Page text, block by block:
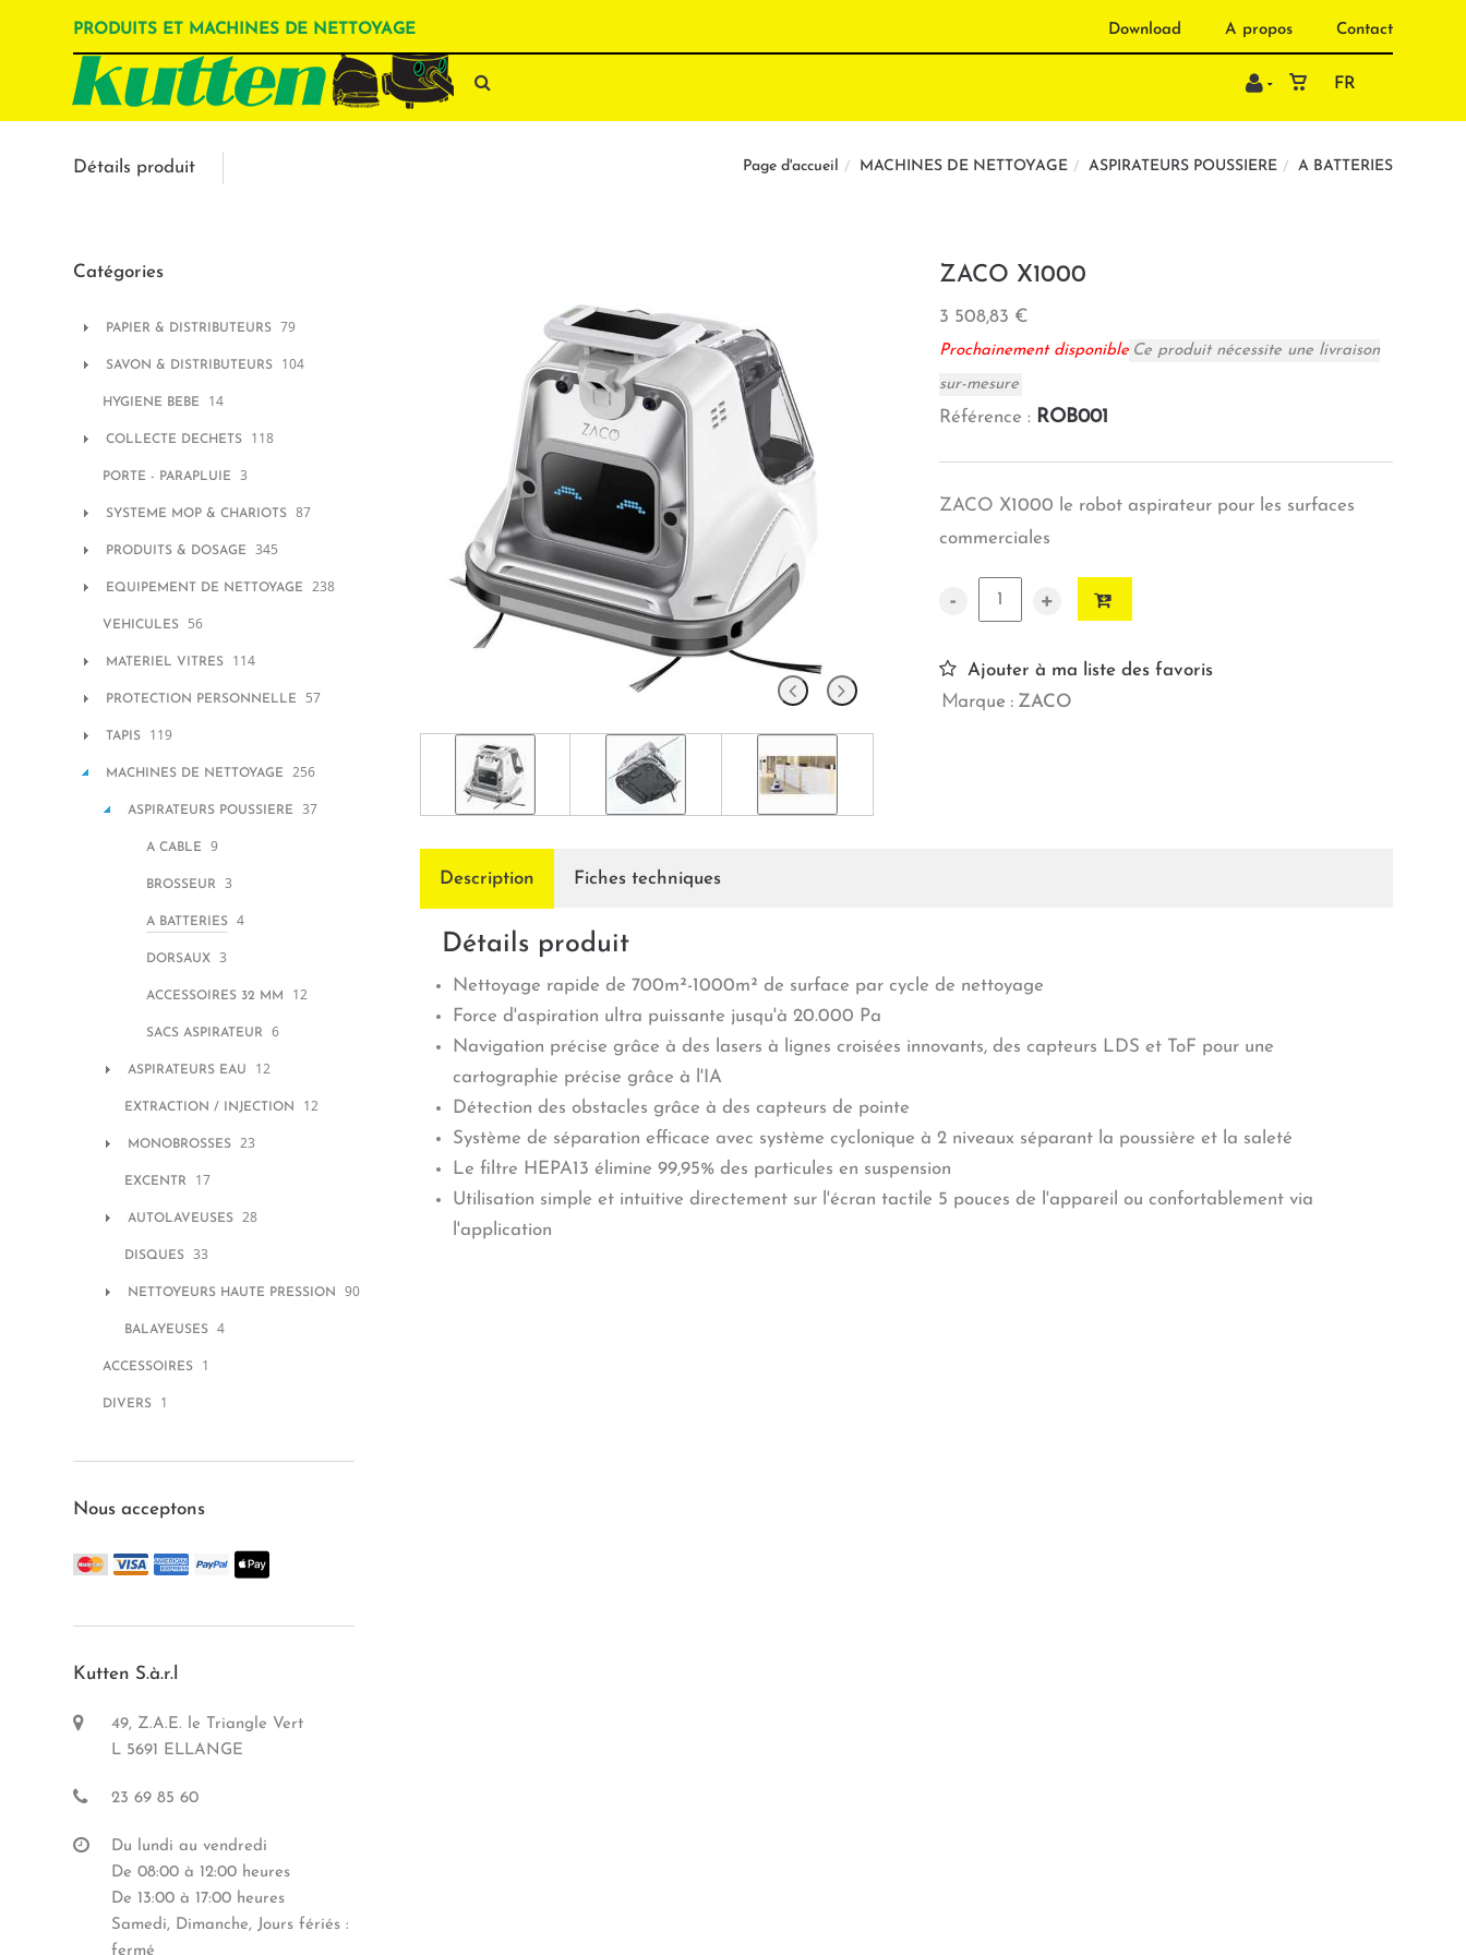
Download A propos Contact
PRODUITS ET MACHINES DE NETTOYAGE
FR
Détails produit Page d'accueil MACHINES DE NETTOYAGE ASPIRATEURS POUSSIERE A BATTERIES
ZACO X1000
3 508,83 €
Prochainement disponible Ce produit nécessite une livraison
sur-mesure
Référence : ROB001
ZACO X1000 le robot aspirateur pour les surfaces
commerciales
- +
Ajouter à ma liste des favoris
Marque : ZACO
Description Fiches techniques
Détails produit
Nettoyage rapide de 700m²-1000m² de surface par cycle de nettoyage
Force d'aspiration ultra puissante jusqu'à 20.000 Pa
Navigation précise grâce à des lasers à lignes croisées innovants, des capteurs LDS et ToF pour une
cartographie précise grâce à l'IA
Détection des obstacles grâce à des capteurs de pointe
Système de séparation efficace avec système cyclonique à 2 niveaux séparant la poussière et la saleté
Le filtre HEPA13 élimine 99,95% des particules en suspension
Utilisation simple et intuitive directement sur l'écran tactile 5 pouces de l'appareil ou confortablement via
l'application
Catégories
PAPIER & DISTRIBUTEURS 79
SAVON & DISTRIBUTEURS 104
HYGIENE BEBE 14
COLLECTE DECHETS 118
PORTE - PARAPLUIE 3
SYSTEME MOP & CHARIOTS 87
PRODUITS & DOSAGE 345
EQUIPEMENT DE NETTOYAGE 238
VEHICULES 56
MATERIEL VITRES 114
PROTECTION PERSONNELLE 57
TAPIS 119
MACHINES DE NETTOYAGE 256
ASPIRATEURS POUSSIERE 37
A CABLE 9
BROSSEUR 3
A BATTERIES 4
DORSAUX 3
ACCESSOIRES 32 MM 12
SACS ASPIRATEUR 6
ASPIRATEURS EAU 12
EXTRACTION / INJECTION 12
MONOBROSSES 23
EXCENTR 17
AUTOLAVEUSES 28
DISQUES 33
NETTOYEURS HAUTE PRESSION 90
BALAYEUSES 4
ACCESSOIRES 1
DIVERS 1
Nous acceptons
Kutten S.à.r.l
49, Z.A.E. le Triangle Vert
L 5691 ELLANGE
23 69 85 60
Du lundi au vendredi
De 08:00 à 12:00 heures
De 13:00 à 17:00 heures
Samedi, Dimanche, Jours fériés :
fermé